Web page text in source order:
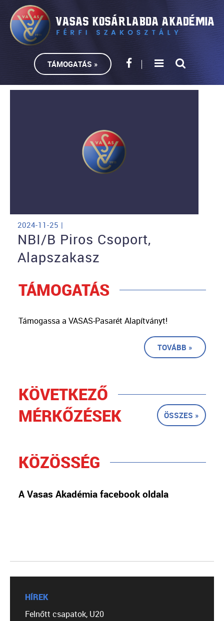
TÁMOGATÁS »
2024-11-25 |
NBI/B Piros Csoport,
Alapszakasz
TÁMOGATÁS
Támogassa a VASAS-Pasarét Alapítványt!
TOVÁBB »
KÖVETKEZŐ
MÉRKŐZÉSEK
ÖSSZES »
KÖZÖSSÉG
A Vasas Akadémia facebook oldala
HÍREK
Felnőtt csapatok, U20